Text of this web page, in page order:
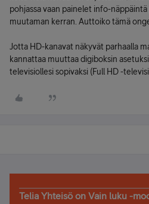
pohjassa vaan painelet info-
muutaman kerran. Auttoiko tämä
Jotta HD-kanavat näkyvät parhaalla
kannattaa muuttaa digiboksin
televisiollesi sopivaksi (Full HD -
Telia Yhteisö on Vain luku -